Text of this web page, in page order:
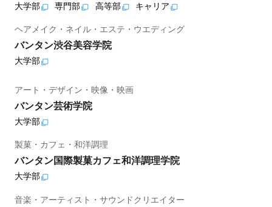
大学部 専門部 高等部 キャリア
ヘアメイク・ネイル・エステ・ウエディング
バンタン渋谷美容学院
大学部
アート・デザイン・映像・映画
バンタン芸術学院
大学部
製菓・カフェ・和洋調理
バンタン国際製菓カフェ和洋調理学院
大学部
音楽・アーティスト・サウンドクリエイター